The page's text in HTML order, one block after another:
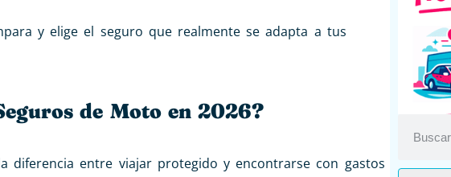
y elige el seguro que realmente se adapta a tus
de Moto en 2026?
diferencia entre viajar protegido y encontrarse con gastos